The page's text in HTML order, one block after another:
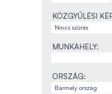
KÖZGYŰLÉSI
MUNKAHELY:
ORSZÁG: